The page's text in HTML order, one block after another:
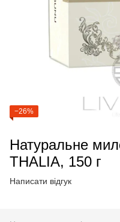
−26%
Натуральне
THALIA, 150 г
Написати відгук